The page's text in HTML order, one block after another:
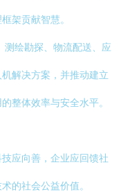
架贡献智慧。
测绘勘探、物流配送、应
解决方案，并推动建立
整体效率与安全水平。
应向善，企业应回馈社
的社会公益价值。